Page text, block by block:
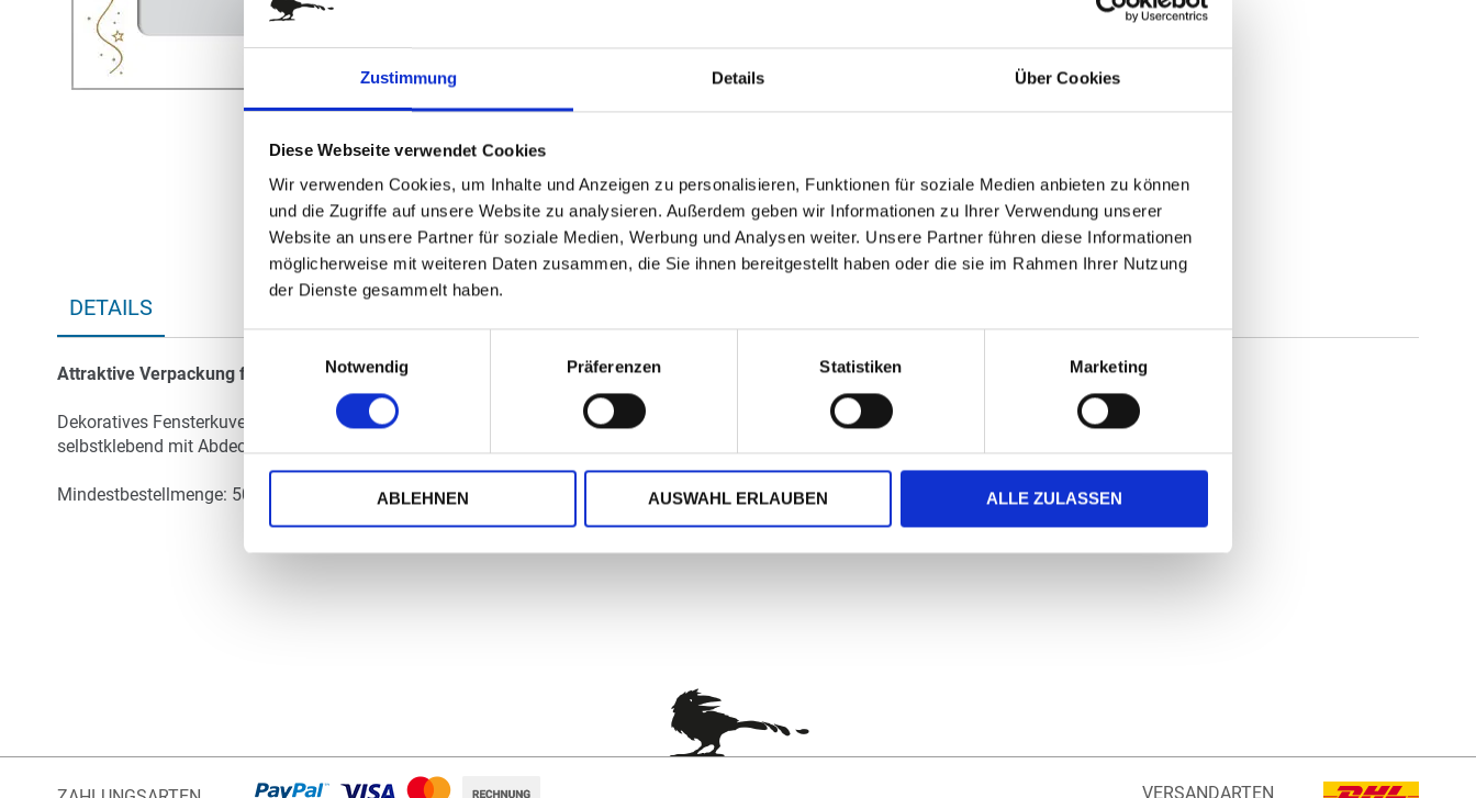
Zustimmung Details Über Cookies
Diese Webseite verwendet Cookies
Wir verwenden Cookies, um Inhalte und Anzeigen zu personalisieren, Funktionen für soziale Medien anbieten zu können
und die Zugriffe auf unsere Website zu analysieren. Außerdem geben wir Informationen zu Ihrer Verwendung unserer
Website an unsere Partner für soziale Medien, Werbung und Analysen weiter. Unsere Partner führen diese Informationen
möglicherweise mit weiteren Daten zusammen, die Sie ihnen bereitgestellt haben oder die sie im Rahmen Ihrer Nutzung
der Dienste gesammelt haben.
Einwilligungsauswahl
Notwendig
Präferenzen Statistiken Marketing
ABLEHNEN AUSWAHL ERLAUBEN ALLE ZULASSEN
Mindestbestellmenge 1 Stück pro Motiv
IN DEN WARENKORB
DETAILS
Attraktive Verpackung für Ihren Brief
Dekoratives Fensterkuvert im DIN-lang-Format (22,0 x 11,0 cm)
selbstklebend mit Abdeckstreifen, grauer Flächeninnendruck
Mindestbestellmenge: 50 Kuverts pro Design
VERSANDARTEN